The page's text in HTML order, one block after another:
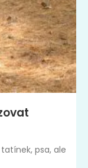
tatínek, psa, ale